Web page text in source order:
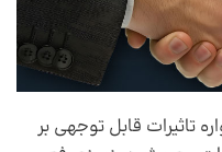
تاثیرات قابل توجهی بر